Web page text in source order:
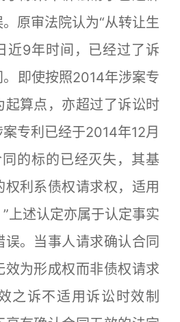
原审法院认为“从转让生
近9年时间，已经过了诉
即使按照2014年涉案专
起算点，亦超过了诉讼时
专利已经于2014年12月
的标的已经灭失，其基
利系债权请求权，适用
上述认定亦属于认定事实
。当事人请求确认合同
效为形成权而非债权请求
之诉不适用诉讼时效制